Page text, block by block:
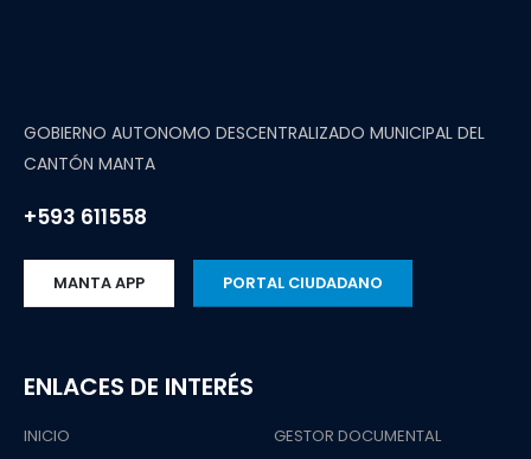
GOBIERNO AUTONOMO DESCENTRALIZADO MUNICIPAL DEL
CANTÓN MANTA
+593 611558
MANTA APP PORTAL CIUDADANO
ENLACES DE INTERÉS
INICIO
GESTOR DOCUMENTAL